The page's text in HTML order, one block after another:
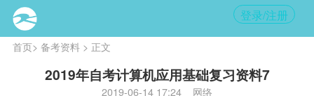
登录/注册
首页> 备考资料> 正文
2019年自考计算机应用基础复习资料7
2019-06-14 17:24 网络